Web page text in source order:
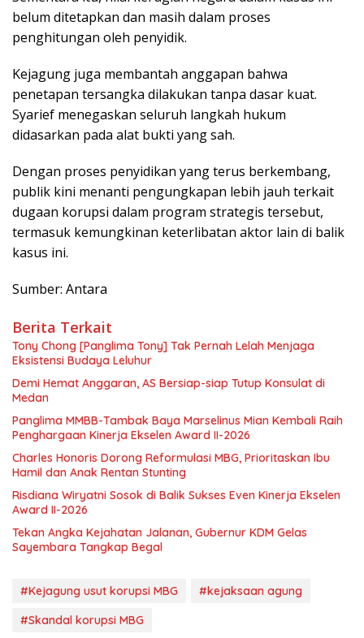
belum ditetapkan dan masih dalam proses
penghitungan oleh penyidik.
Kejagung juga membantah anggapan bahwa
penetapan tersangka dilakukan tanpa dasar kuat.
Syarief menegaskan seluruh langkah hukum
didasarkan pada alat bukti yang sah.
Dengan proses penyidikan yang terus berkembang,
publik kini menanti pengungkapan lebih jauh terkait
dugaan korupsi dalam program strategis tersebut,
termasuk kemungkinan keterlibatan aktor lain di balik
kasus ini.
Sumber: Antara
Berita Terkait
Tony Chong [Panglima Tony] Tak Pernah Lelah Menjaga
Eksistensi Budaya Leluhur
Demi Hemat Anggaran, AS Bersiap-siap Tutup Konsulat di
Medan
Panglima MMBB-Tambak Baya Marselinus Mian Kembali Raih
Penghargaan Kinerja Ekselen Award II-2026
Charles Honoris Dorong Reformulasi MBG, Prioritaskan Ibu
Hamil dan Anak Rentan Stunting
Risdiana Wiryatni Sosok di Balik Sukses Even Kinerja Ekselen
Award II-2026
Tekan Angka Kejahatan Jalanan, Gubernur KDM Gelas
Sayembara Tangkap Begal
#Kejagung usut korupsi MBG
#kejaksaan agung
#Skandal korupsi MBG